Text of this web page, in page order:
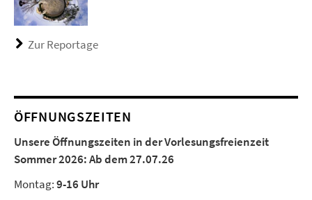
Zur Reportage
ÖFFNUNGSZEITEN
Unsere Öffnungszeiten in der Vorlesungsfreienzeit
Sommer 2026:Ab dem 27.07.26
Montag:9-16 Uhr